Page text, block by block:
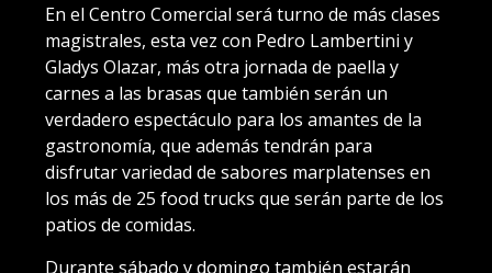
En el Centro Comercial será turno de más clases
magistrales, esta vez con Pedro Lambertini y
Gladys Olazar, más otra jornada de paella y
carnes a las brasas que también serán un
verdadero espectáculo para los amantes de la
gastronomía, que además tendrán para
disfrutar variedad de sabores marplatenses en
los más de 25 food trucks que serán parte de los
patios de comidas.
Durante sábado y domingo también estarán